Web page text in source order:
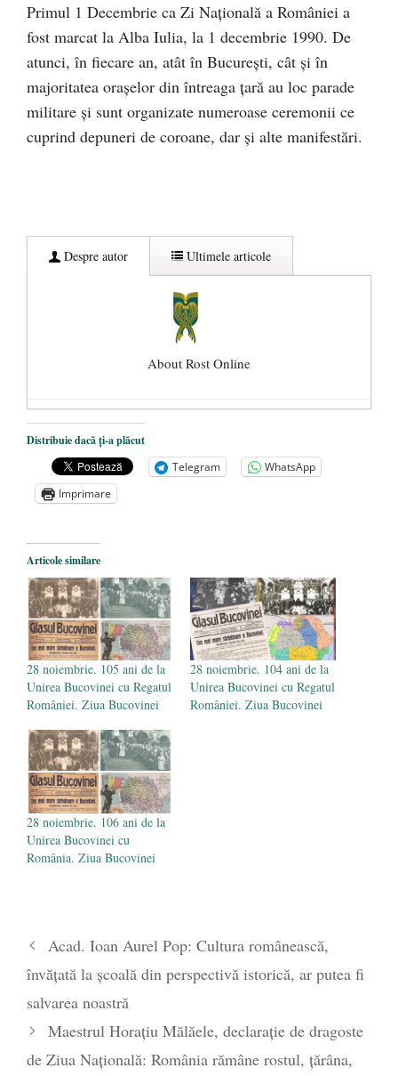
Primul 1 Decembrie ca Zi Naţională a României a
fost marcat la Alba Iulia, la 1 decembrie 1990. De
atunci, în fiecare an, atât în Bucureşti, cât şi în
majoritatea oraşelor din întreaga ţară au loc parade
militare şi sunt organizate numeroase ceremonii ce
cuprind depuneri de coroane, dar şi alte manifestări.
Despre autor Ultimele articole
About Rost Online
Dezvăluiri cutremurătoare despre
președintele Ucrainei, Volodymyr
Zelensky
- 13 mai 2026
Statul care servește Națiunea
Legea Vexler produce efecte. Bustul
poetului Octavian Goga, înlăturat din Iași
- 16 aprilie 2026
Distribuie dacă ți-a plăcut
Telegram
WhatsApp
Imprimare
Articole similare
28 noiembrie. 105 ani de la
Unirea Bucovinei cu Regatul
României. Ziua Bucovinei
28 noiembrie. 104 ani de la
Unirea Bucovinei cu Regatul
României. Ziua Bucovinei
28 noiembrie. 106 ani de la
Unirea Bucovinei cu
România. Ziua Bucovinei
Acad. Ioan Aurel Pop: Cultura românească,
învățată la școală din perspectivă istorică, ar putea fi
salvarea noastră
Maestrul Horațiu Mălăele, declarație de dragoste
de Ziua Națională: România rămâne rostul, țărâna,